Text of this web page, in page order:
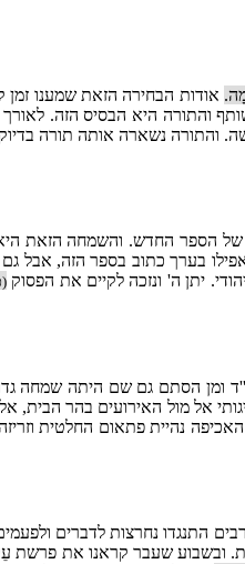
אודות הבחירה הזאת שמענו
והתורה היא הבסיס הזה.
והתורה נשארה אותה תורה
הספר החדש. והשמחה הזאת
אפילו בערך כתוב בספר הזה,
יתן ה' ונזכה לקיים את הפסוק
ומן הסתם גם שם היתה שמחה
אל מול האירועים בהר הבית,
נהיית פתאום החלטית
נחרצות לדברים ולפעמים
ובשבוע שעבר קראנו את פרשת